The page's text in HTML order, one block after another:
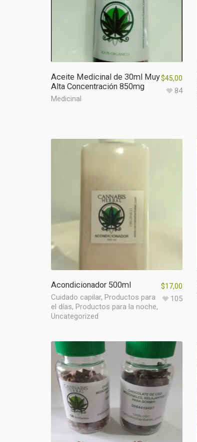
Aceite Medicinal de 30ml Muy
Alta Concentración 850mg
Medicinal
$45,00
84
Acondicionador 500ml
Cuidado capilar, Productos para
el días, Productos para la noche,
Uncategorized
$17,00
105